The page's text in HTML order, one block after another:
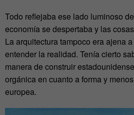
Todo reflejaba ese lado luminoso
economía se despertaba y las
La arquitectura tampoco era ajena
entender la realidad. Tenía cierto
manera de construir
orgánica en cuanto a forma y
europea.